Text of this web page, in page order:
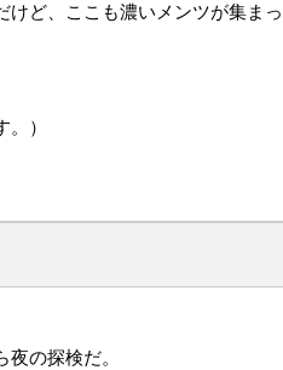
けど、ここも濃いメンツが集まっ
）
の探検だ。